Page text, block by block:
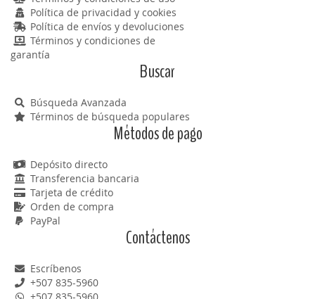
Política de privacidad y cookies
Política de envíos y devoluciones
Términos y condiciones de
garantía
Buscar
Búsqueda Avanzada
Términos de búsqueda populares
Métodos de pago
Depósito directo
Transferencia bancaria
Tarjeta de crédito
Orden de compra
PayPal
Contáctenos
Escríbenos
+507 835-5960